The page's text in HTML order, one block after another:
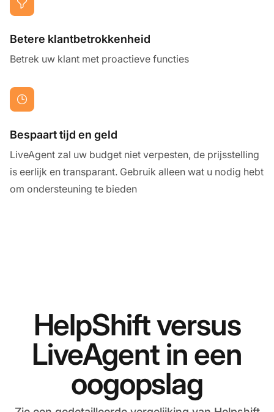
Betere klantbetrokkenheid
Betrek uw klant met proactieve functies
Bespaart tijd en geld
LiveAgent zal uw budget niet verpesten, de prijsstelling
is eerlijk en transparant. Gebruik alleen wat u nodig hebt
om ondersteuning te bieden
HelpShift versus
LiveAgent in een
oogopslag